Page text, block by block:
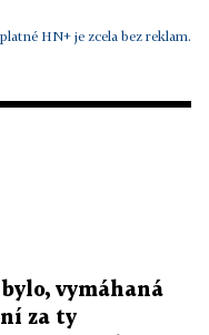
HN+ je zcela bez reklam.
vymáhaná
za ty